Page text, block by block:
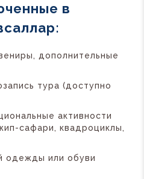
в
дополнительные
тура (доступно
активности
сафари, квадроциклы,
одежды или обуви